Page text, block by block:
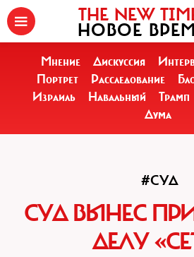
THE NEW
НОВОЕ
Мнение Дискуссия
Портрет
Расследование
Израиль
Навальный Трамп
Дума
#СУД
СУД ВЫНЕС
ДЕЛУ